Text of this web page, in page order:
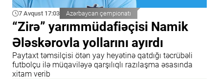
7 Avqust 17:03 Azərbaycan çempionatı
“Zirə” yarımmüdafiəçisi Namik
Ələskərovla yollarını ayırdı
Paytaxt təmsilçisi ötən yay heyətinə qatdığı təcrübəli
futbolçu ilə müqaviləyə qarşılıqlı razılaşma əsasında
xitam verib